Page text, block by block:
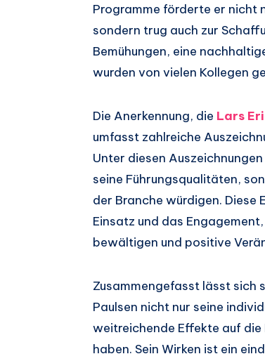
Programme förderte er nicht
sondern trug auch zur
Bemühungen, eine
wurden von vielen Kollegen
Die Anerkennung, die Lars
umfasst zahlreiche
Unter diesen
seine Führungsqualitäten,
der Branche würdigen. Diese
Einsatz und das
bewältigen und positive
Zusammengefasst lässt sich
Paulsen nicht nur seine
weitreichende Effekte auf
haben. Sein Wirken ist ein